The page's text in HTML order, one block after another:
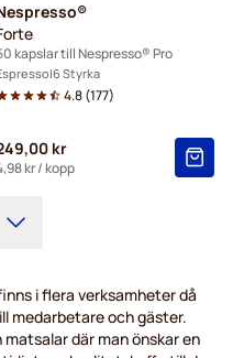
kapslar till Nespresso® Pro
6 Styrka
4.8(177)
kr
kr/ kopp
i flera verksamheter då
medarbetare och gäster.
där man önskar en